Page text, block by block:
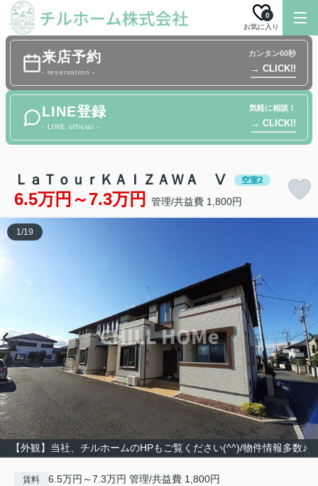
お気に入り
0
来店予約
- reservation -
カンタン60秒
→ CLICK!!
LINE登録
- LINE official -
気軽に相談！
→ CLICK!!
ＬａＴｏｕｒＫＡＩＺＡＷＡ Ⅴ 空室2
6.5万円～7.3万円 管理/共益費 1,800円
【外観】当社、チルホームのHPもご覧ください(^^)/物件情報多数♪
1/19
賃料 6.5万円～7.3万円 管理/共益費 1,800円